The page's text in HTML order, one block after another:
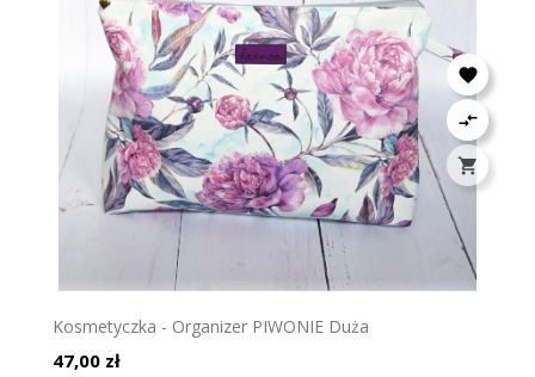



Kosmetyczka - Organizer PIWONIE Duża
Cena
47,00 zł